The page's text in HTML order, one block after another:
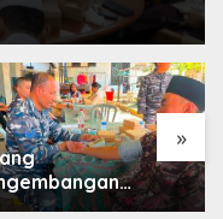
»
Hidayah,